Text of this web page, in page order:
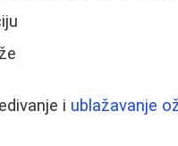
i ublažavanje